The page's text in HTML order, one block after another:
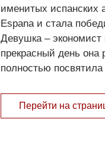
именитых испанских
Espana и стала
Девушка –
прекрасный день
полностью
Перейти на